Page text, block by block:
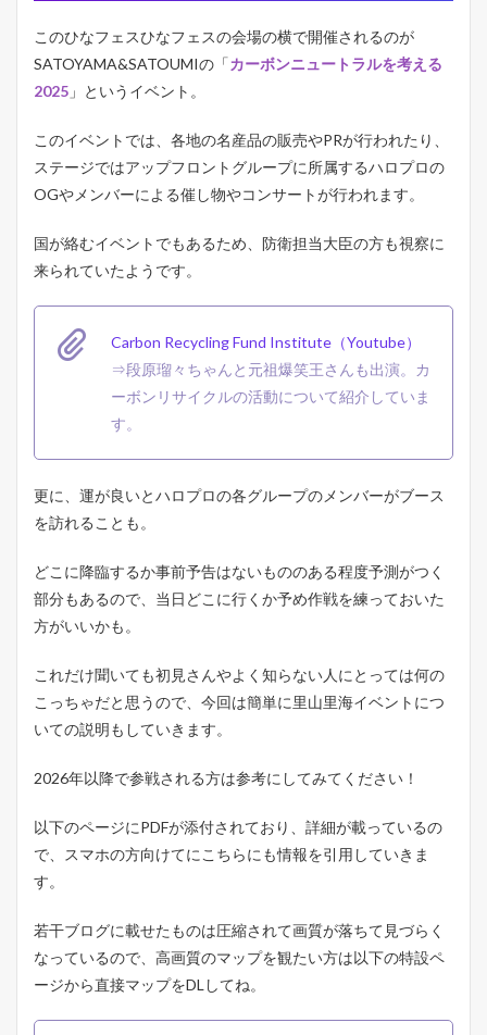
3.1
降
に
い
て
（
推
遭
の
テ
ー
ジ
つ
い
て
3.3
な
フ
ス
座
つ
い
ひ
フ
ェ
2
このひなフェスひなフェスの会場の横で開催されるのが
SATOYAMA&SATOUMIの「カーボンニュートラルを考える
2025 」というイベント。
このイベントでは、各地の名産品の販売やPRが行われたり、
ステージではアップフロントグループに所属するハロプロの
OGやメンバーによる催し物やコンサートが行われます。
国が絡むイベントでもあるため、防衛担当大臣の方も視察に
来られていたようです。
Carbon Recycling Fund Institute（Youtube）
⇒段原瑠々ちゃんと元祖爆笑王さんも出演。カ
ーボンリサイクルの活動について紹介していま
す。
更に、運が良いとハロプロの各グループのメンバーがブース
を訪れることも。
どこに降臨するか事前予告はないもののある程度予測がつく
部分もあるので、当日どこに行くか予め作戦を練っておいた
方がいいかも。
これだけ聞いても初見さんやよく知らない人にとっては何の
こっちゃだと思うので、今回は簡単に里山里海イベントにつ
いての説明もしていきます。
2026年以降で参戦される方は参考にしてみてください！
以下のページにPDFが添付されており、詳細が載っているの
で、スマホの方向けてにこちらにも情報を引用していきま
す。
若干ブログに載せたものは圧縮されて画質が落ちて見づらく
なっているので、高画質のマップを観たい方は以下の特設ペ
ージから直接マップをDLしてね。